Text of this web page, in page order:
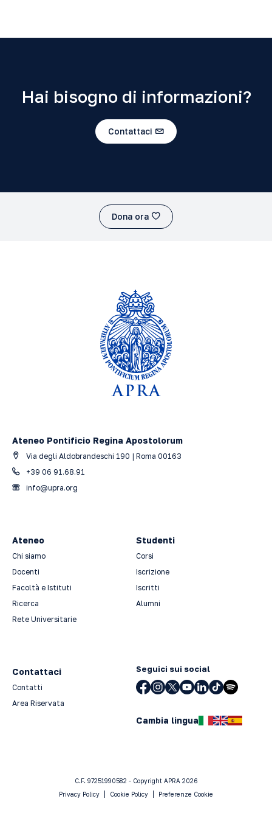
Hai bisogno di informazioni?
Contattaci
Dona ora
Ateneo Pontificio Regina Apostolorum
Via degli Aldobrandeschi 190 | Roma 00163
+39 06 91.68.91
info@upra.org
Ateneo
Chi siamo
Docenti
Facoltà e Istituti
Ricerca
Rete Universitarie
Studenti
Corsi
Iscrizione
Iscritti
Alumni
Contattaci
Contatti
Area Riservata
Seguici sui social
Cambia lingua
C.F. 97251990582 - Copyright APRA 2026
Privacy Policy
Cookie Policy Preferenze Cookie